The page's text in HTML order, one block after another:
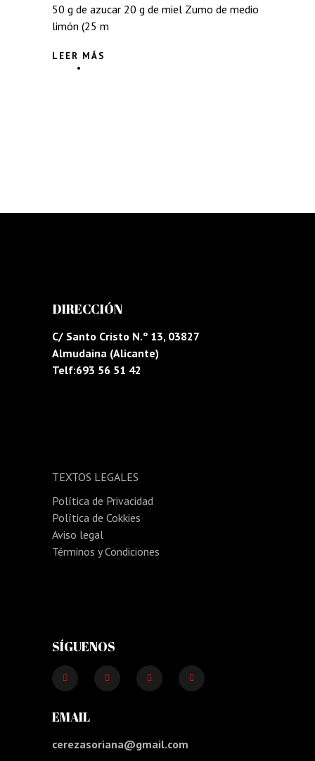
50 g de azucar 20 g de miel Zumo de medio
limón (25 m
LEER MÁS
DIRECCIÓN
C/ Santo Cristo N.º 13, 03827
Almudaina (Alicante)
Telf:693 56 51 42
TEXTOS LEGALES
Política de Privacidad
Política de Cokkies
Aviso legal
Términos y Condiciones
SÍGUENOS
EMAIL
cerezasoriana@gmail.com